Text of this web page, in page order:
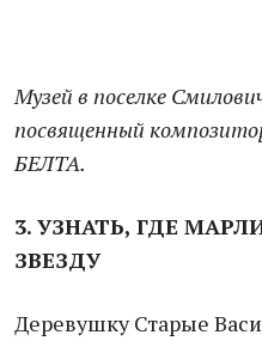
Музей в поселке
посвященный
БЕЛТА.
3. УЗНАТЬ, ГДЕ
ЗВЕЗДУ
Деревушку Старые